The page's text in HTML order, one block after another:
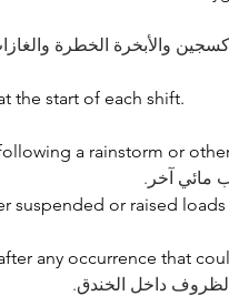
والأبخرة الخطرة
the start of each shift.
a rainstorm or
مائي آخر.
suspended or raised loads
any occurrence that
داخل الخندق.